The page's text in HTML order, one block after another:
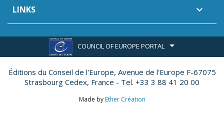
LINKS 
COUNCIL OF EUROPE PORTAL
Éditions du Conseil de l'Europe, Avenue de l'Europe F-67075
Strasbourg Cedex, France - Tel. +33 3 88 41 20 00
Made by Ether Création